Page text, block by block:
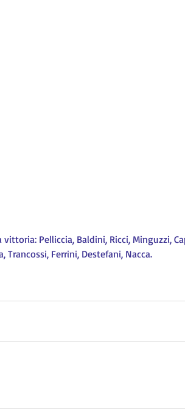
Pelliccia, Baldini, Ricci, Minguzzi,
Trancossi, Ferrini, Destefani, Nacca.